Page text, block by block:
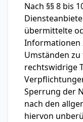
Nach §§ 8 bis
übermittelte
Informationen
Umständen
rechtswidrige
Sperrung der
nach den
hiervon